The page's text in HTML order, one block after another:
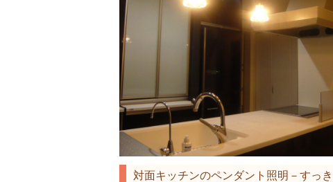
対面キッチンのペンダント照明－すっき